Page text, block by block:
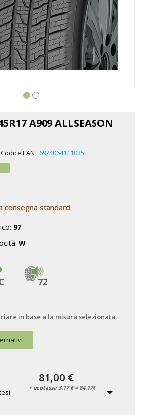
A909 ALLSEASON
Codice EAN 6924064111035
consegna standard.
97
W
C 72
in base alla misura selezionata.
81,00 €
+ ecotassa 3.17 € = 84.17€